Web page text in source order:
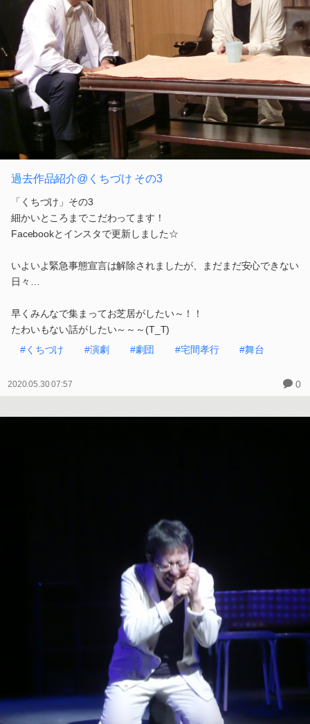
過去作品紹介@くちづけ その3
「くちづけ」その3
細かいところまでこだわってます！
Facebookとインスタで更新しました☆
いよいよ緊急事態宣言は解除されましたが、まだまだ安心できない
日々…
早くみんなで集まってお芝居がしたい～！！
たわいもない話がしたい～～～(T_T)
#くちづけ
#演劇 #劇団 #宅間孝行 #舞台
2020.05.30 07:57 0